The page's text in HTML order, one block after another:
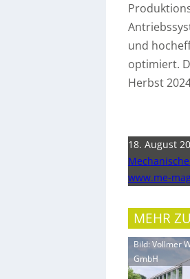
und
optimiert.
Herbst
18. August
www.me-
MEHR
Bild: Vollmer
GmbH